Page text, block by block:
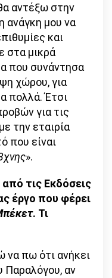
αντέξω στην
ανάγκη μου να
και
στα μικρά
που συνάντησα
χώρου, για
πολλά. Έτσι
για τις
την εταιρία
που είναι
».
τις Εκδόσεις
έργο που φέρει
. Τι
να πω ότι ανήκει
Παραλόγου, αν